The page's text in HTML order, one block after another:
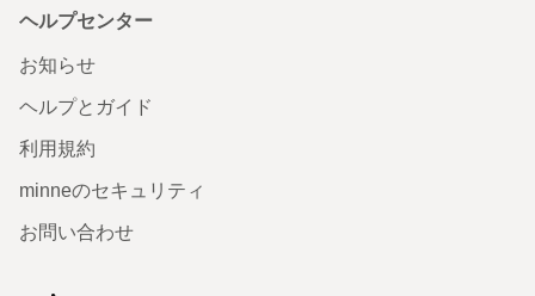
ヘルプセンター
お知らせ
ヘルプとガイド
利用規約
minneのセキュリティ
お問い合わせ